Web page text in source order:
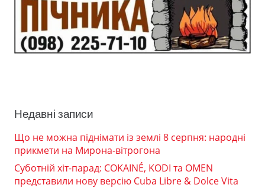
Недавні записи
Що не можна піднімати із землі 8 серпня: народні
прикмети на Мирона-вітрогона
Суботній хіт-парад: COKAINÉ, KODI та OMEN
представили нову версію Cuba Libre & Dolce Vita